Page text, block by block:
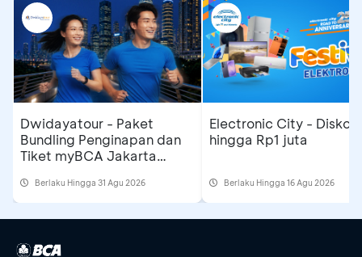
Dwidayatour - Paket
Bundling Penginapan dan
Tiket myBCA Jakarta
Berlaku Hingga 31 Agu 2026
Electronic City - Diskon
hingga Rp1 juta
Berlaku Hingga 16 Agu 2026